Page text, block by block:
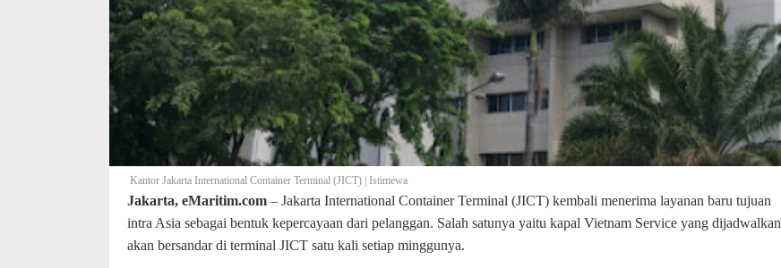
Kantor Jakarta International Container Terminal (JICT) | Istimewa
Jakarta, eMaritim.com – Jakarta International Container Terminal (JICT) kembali menerima layanan baru tujuan
intra Asia sebagai bentuk kepercayaan dari pelanggan. Salah satunya yaitu kapal Vietnam Service yang dijadwalkan
akan bersandar di terminal JICT satu kali setiap minggunya.